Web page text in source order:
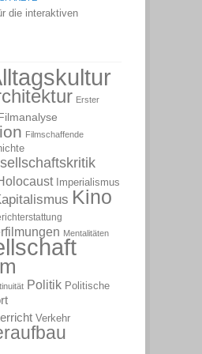
die interaktiven
Erster
Filmschaffende
Imperialismus
Kino
Mentalitäten
Politik Politische
Verkehr